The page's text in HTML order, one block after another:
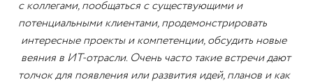
с коллегами, пообщаться с существующими и
потенциальными клиентами, продемонстрировать
интересные проекты и компетенции, обсудить новые
веяния в ИТ-отрасли. Очень часто такие встречи дают
толчок для появления или развития идей, планов и как